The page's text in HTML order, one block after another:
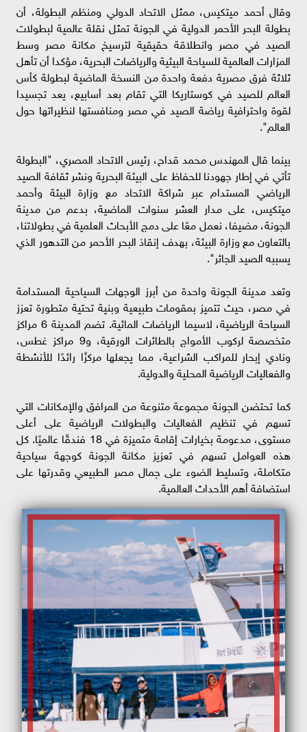
وقال أحمد ميتكيس، ممثل الاتحاد الدولي ومنظم البطولة، أن
بطولة البحر الأحمر الدولية في الجونة تمثل نقلة عالمية لبطولات
الصيد في مصر وانطلاقة حقيقية لترسيخ مكانة مصر وسط
المزارات العالمية للسياحة البيئية والرياضات البحرية، مؤكدا أن تأهل
ثلاثة فرق مصرية دفعة واحدة من النسخة الماضية لبطولة كأس
العالم للصيد في كوستاريكا التي تقام بعد أسابيع، يعد تجسيدا
لقوة واحترافية رياضة الصيد في مصر ومنافستها لنظيراتها حول
العالم".
بينما قال المهندس محمد قداح، رئيس الاتحاد المصري، "البطولة
تأتي في إطار جهودنا للحفاظ على البيئة البحرية ونشر ثقافة الصيد
الرياضي المستدام عبر شراكة الاتحاد مع وزارة البيئة وأحمد
ميتكيس، على مدار العشر سنوات الماضية، بدعم من مدينة
الجونة، مضيفا، نعمل معًا على دمج الأبحاث العلمية في بطولاتنا،
بالتعاون مع وزارة البيئة، بهدف إنقاذ البحر الأحمر من التدهور الذي
يسببه الصيد الجائر".
وتعد مدينة الجونة واحدة من أبرز الوجهات السياحية المستدامة
في مصر، حيث تتميز بمقومات طبيعية وبنية تحتية متطورة تعزز
السياحة الرياضية، لاسيما الرياضات المائية. تضم المدينة 6 مراكز
متخصصة لركوب الأمواج بالطائرات الورقية، و9 مراكز غطس،
ونادي إبحار للمراكب الشراعية، مما يجعلها مركزًا رائدًا للأنشطة
والفعاليات الرياضية المحلية والدولية.
كما تحتضن الجونة مجموعة متنوعة من المرافق والإمكانات التي
تسهم في تنظيم الفعاليات والبطولات الرياضية على أعلى
مستوى، مدعومة بخيارات إقامة متميزة في 18 فندقًا عالميًا. كل
هذه العوامل تسهم في تعزيز مكانة الجونة كوجهة سياحية
متكاملة، وتسليط الضوء على جمال مصر الطبيعي وقدرتها على
استضافة أهم الأحداث العالمية.